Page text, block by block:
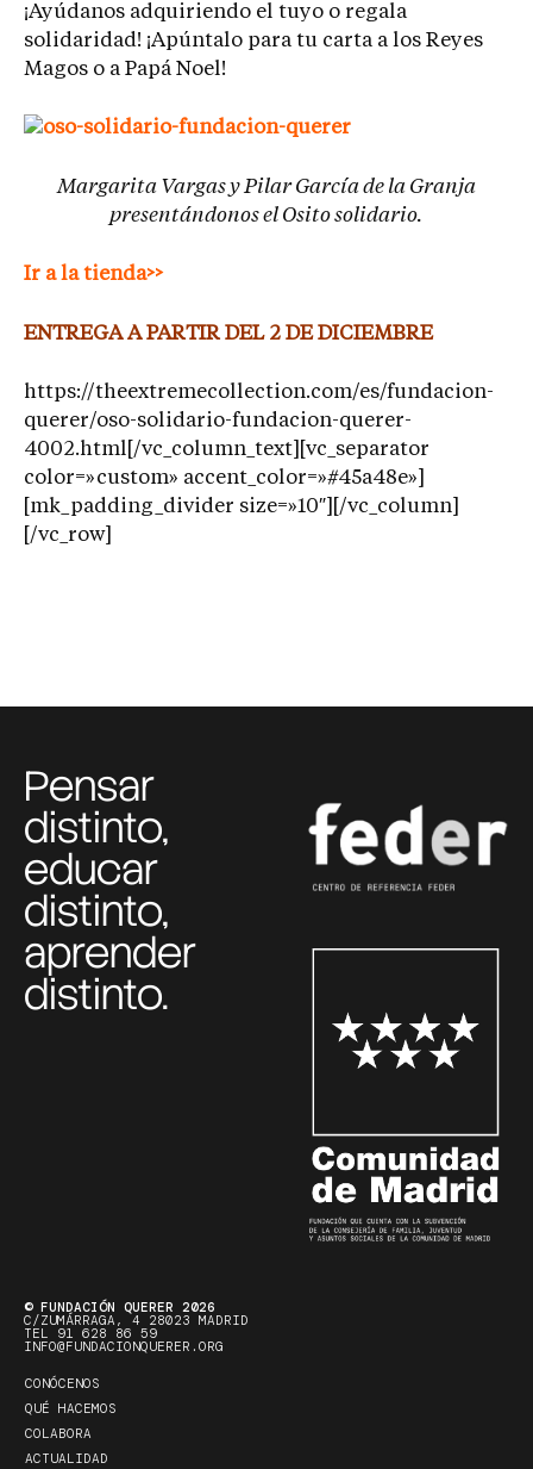
¡Ayúdanos adquiriendo el tuyo o regala
solidaridad! ¡Apúntalo para tu carta a los Reyes
Magos o a Papá Noel!
Margarita Vargas y Pilar García de la Granja
presentándonos el Osito solidario.
Ir a la tienda>>
ENTREGA A PARTIR DEL 2 DE DICIEMBRE
https://theextremecollection.com/es/fundacion-
querer/oso-solidario-fundacion-querer-
4002.html[/vc_column_text][vc_separator
color=»custom» accent_color=»#45a48e»]
[mk_padding_divider size=»10″][/vc_column]
[/vc_row]
Pensar
distinto,
educar
distinto,
aprender
distinto.
© FUNDACIÓN QUERER 2026
C/ZUMÁRRAGA, 4 28023 MADRID
TEL 91 628 86 59
INFO@FUNDACIONQUERER.ORG
CONÓCENOS
QUÉ HACEMOS
COLABORA
ACTUALIDAD